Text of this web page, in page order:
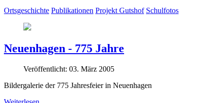
Ortsgeschichte Publikationen Projekt Gutshof Schulfotos
Neuenhagen - 775 Jahre
Veröffentlicht: 03. März 2005
Bildergalerie der 775 Jahresfeier in Neuenhagen